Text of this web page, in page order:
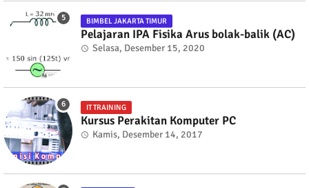
BIMBEL JAKARTA TIMUR
Pelajaran IPA Fisika Arus bolak-balik (AC)
Selasa, Desember 15, 2020
IT TRAINING
Kursus Perakitan Komputer PC
Kamis, Desember 14, 2017